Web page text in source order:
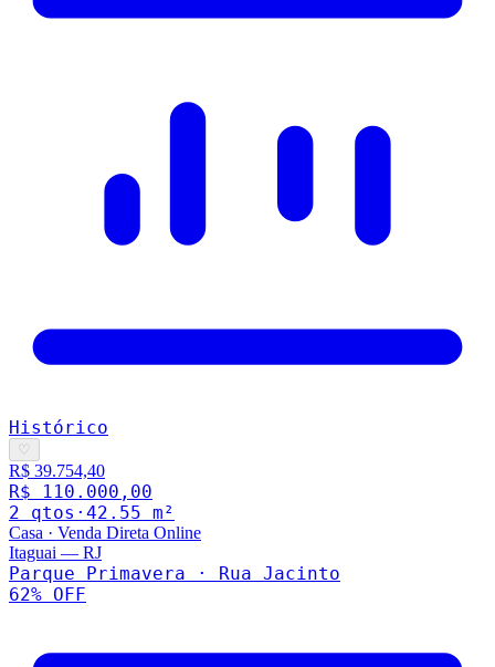
Histórico
♡
R$ 39.754,40
R$ 110.000,00
2 qtos · 42.55 m²
Casa · Venda Direta Online
Itaguai — RJ
Parque Primavera · Rua Jacinto
62% OFF